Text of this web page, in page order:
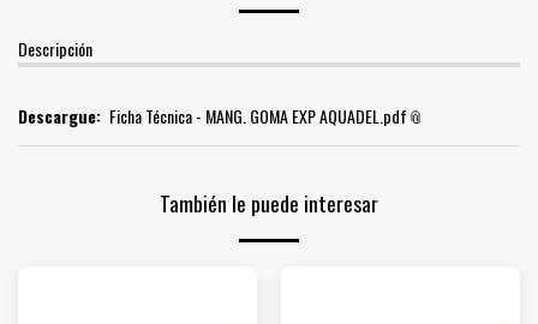
Descripción
Descargue: Ficha Técnica - MANG. GOMA EXP AQUADEL.pdf
También le puede interesar